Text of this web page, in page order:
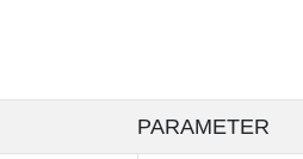
PARAMETER